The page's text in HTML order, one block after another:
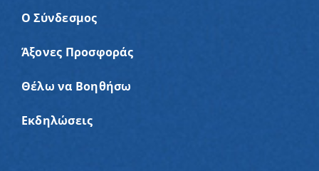
Ο Σύνδεσμος
Άξονες Προσφοράς
Θέλω να Βοηθήσω
Εκδηλώσεις